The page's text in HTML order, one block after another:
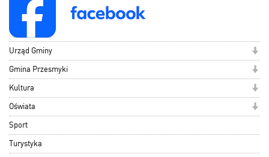
Urząd Gminy
Gmina Przesmyki
Kultura
Oświata
Sport
Turystyka